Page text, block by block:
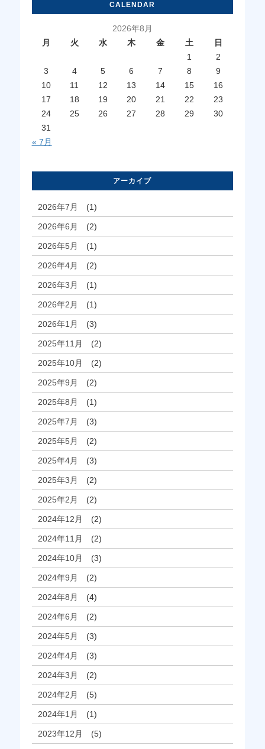
CALENDAR
2026年8月
月
火 水 木 金 土
日
1
2
3
4 5 6 7 8
9
10
11 12 13 14 15
16
17
18 19 20 21 22
23
24
25 26 27 28 29
30
31
« 7月
アーカイブ
2026年7月 (1)
2026年6月 (2)
2026年5月 (1)
2026年4月 (2)
2026年3月 (1)
2026年2月 (1)
2026年1月 (3)
2025年11月 (2)
2025年10月 (2)
2025年9月 (2)
2025年8月 (1)
2025年7月 (3)
2025年5月 (2)
2025年4月 (3)
2025年3月 (2)
2025年2月 (2)
2024年12月 (2)
2024年11月 (2)
2024年10月 (3)
2024年9月 (2)
2024年8月 (4)
2024年6月 (2)
2024年5月 (3)
2024年4月 (3)
2024年3月 (2)
2024年2月 (5)
2024年1月 (1)
2023年12月 (5)